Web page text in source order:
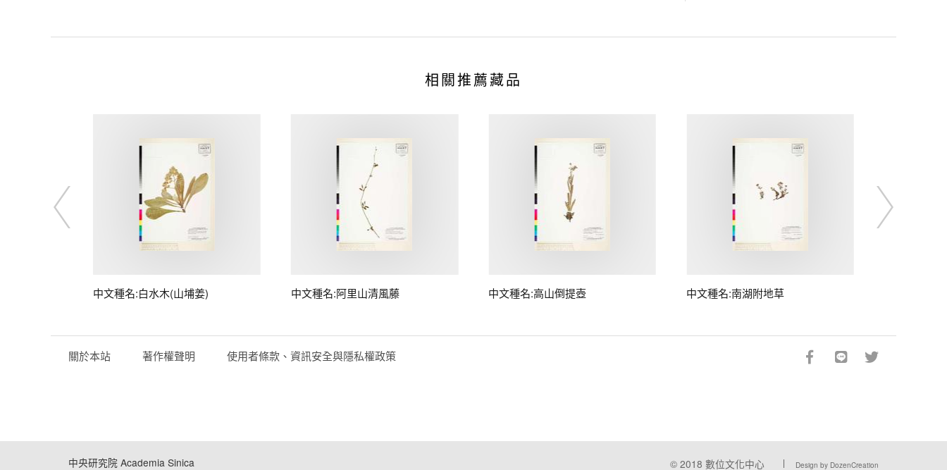
相關推薦藏品
中文種名:白水木(山埔姜) 中文種名:阿里山清風藤 中文種名:高山倒提壺 中文種名:南湖附地草
關於本站 著作權聲明 使用者條款、資訊安全與隱私權政策
中央研究院 Academia Sinica © 2018 數位文化中心 Design by DozenCreation